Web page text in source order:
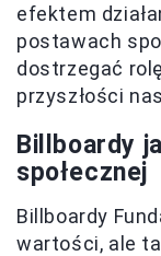
efektem
postawach
dostrzegać
przyszłości
Billboardy
społecznej
Billboardy
wartości, ale